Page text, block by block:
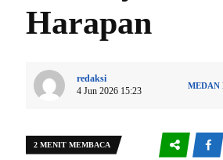
Harapan
redaksi
4 Jun 2026 15:23
MEDAN
2 MENIT MEMBACA